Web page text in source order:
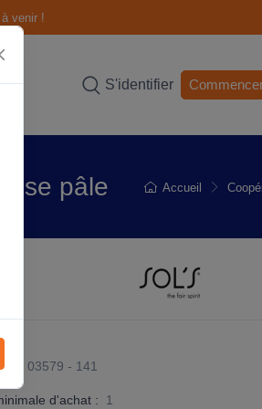
venir !
S'identifier
Accueil
pâle
: 03579 - 141
d'achat : 1